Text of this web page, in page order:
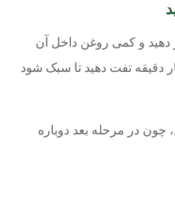
دهید و کمی روغن داخل آن
دقیقه تفت دهید تا سبک شود
چون در مرحله بعد دوباره